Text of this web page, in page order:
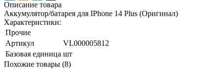
Описание товара
Аккумулятор/батарея для IPhone 14 Plus (Оригинал)
Характеристики:
Прочие
Артикул
VL000005812
Базовая единица шт
Похожие товары (8)